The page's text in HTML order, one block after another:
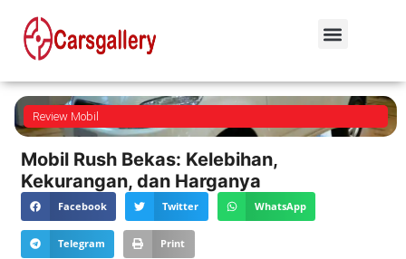
Review Mobil
Mobil Rush Bekas: Kelebihan,
Kekurangan, dan Harganya
Facebook Twitter WhatsApp
Telegram Print